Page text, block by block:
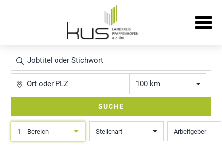
oder
Stichwort
Entfernung
SUCHE
1 Bereich Stellenart Arbeitgeber